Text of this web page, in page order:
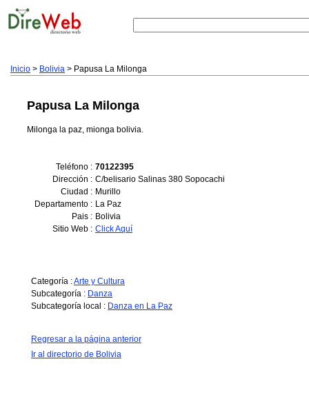
Inicio > Bolivia > Papusa La Milonga
Papusa La Milonga
Milonga la paz, mionga bolivia.
Teléfono : 70122395
Dirección : C/belisario Salinas 380 Sopocachi
Ciudad : Murillo
Departamento : La Paz
Pais : Bolivia
Sitio Web : Click Aquí
Categoría :Arte y Cultura
Subcategoría : Danza
Subcategoría local : Danza en La Paz
Regresar a la página anterior
Ir al directorio de Bolivia